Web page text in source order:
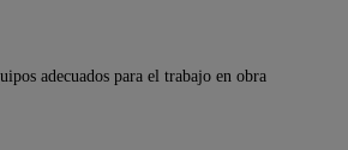
adecuados para el trabajo en obra